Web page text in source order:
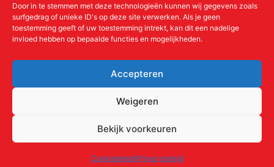
Door in te stemmen met deze technologieën kunnen wij gegevens zoals
surfgedrag of unieke ID's op deze site verwerken. Als je geen
toestemming geeft of uw toestemming intrekt, kan dit een nadelige
invloed hebben op bepaalde functies en mogelijkheden.
Accepteren
Weigeren
Bekijk voorkeuren
CookiebeleidPrivacybeleid
Meer over de Liudgerstichten
Aanmelden als donateur
ANBI
Contact